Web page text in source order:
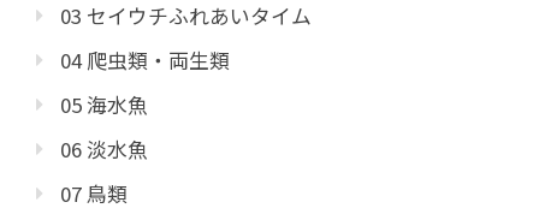
03 セイウチふれあいタイム
04 爬虫類・両生類
05 海水魚
06 淡水魚
07 鳥類